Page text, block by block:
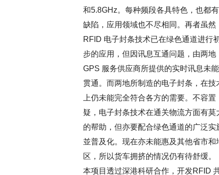
和5.8GHz。每种频段各具特色，也都有
缺陷，应用领域也不尽相同。再者虽然
RFID 电子封条技术已在绿色通道进行
步的应用，但因讯息互通问题，由两地
GPS 服务供应商所提供的实时讯息未能
贯通。而两地所制造的电子封条，在技
上仍未能完全符合各方的需要。不容置
疑，电子封条技术在通关物流方面有莫
的帮助，但亦要配合绿色通道的广泛实
並普及化。现在亦未能惠及其他省市和
区，所以货车拥挤的情况仍有待舒缓。
本项目透过深港科研合作，开发RFID